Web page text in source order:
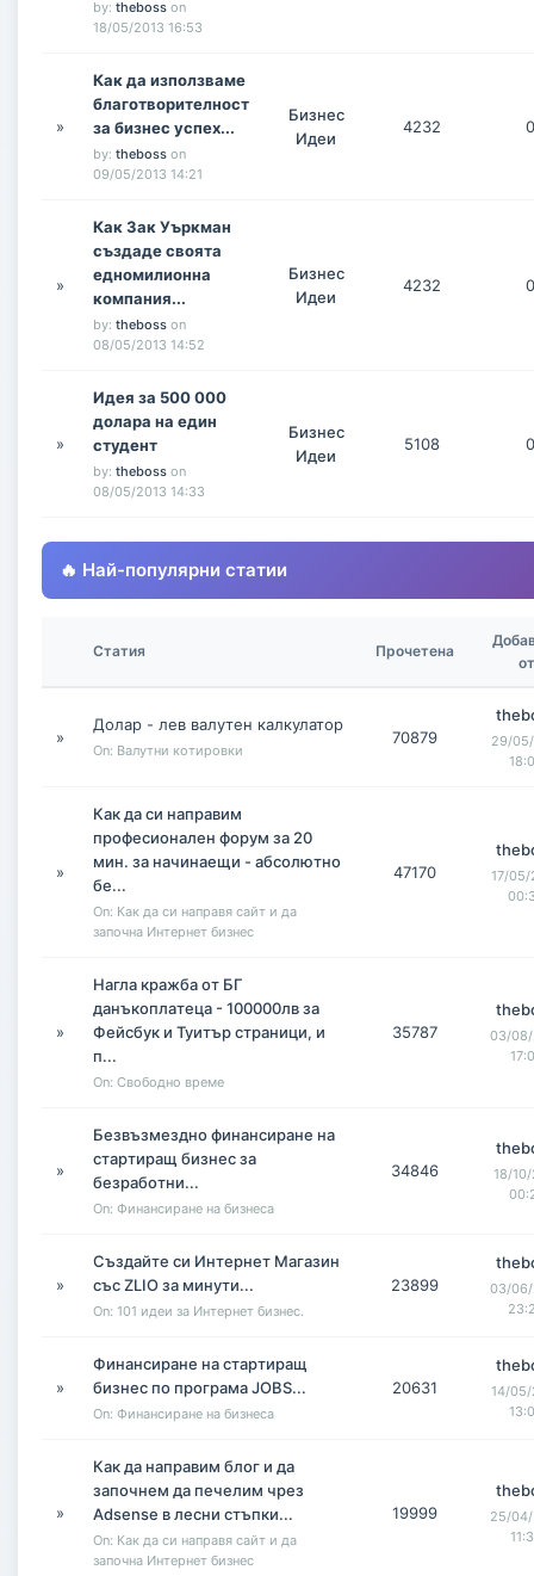
by: theboss on
18/05/2013 16:53
»
Как да използваме
благотворителност
за бизнес успех...
by: theboss on
09/05/2013 14:21
Бизнес
Идеи
4232 0
»
Как Зак Уъркман
създаде своята
едномилионна
компания...
by: theboss on
08/05/2013 14:52
Бизнес
Идеи
4232 0
»
Идея за 500 000
долара на един
студент
by: theboss on
08/05/2013 14:33
Бизнес
Идеи
5108 0
🔥 Най-популярни статии
Статия Прочетена
от
»
Долар - лев валутен калкулатор
On: Валутни котировки
70879
29/05/
»
Как да си направим
професионален форум за 20
мин. за начинаещи - абсолютно
бе...
On: Как да си направя сайт и да
започна Интернет бизнес
47170
17/05/
»
Нагла кражба от БГ
данъкоплатеца - 100000лв за
Фейсбук и Туитър страници, и
п...
On: Свободно време
35787
03/08/
»
Безвъзмездно финансиране на
стартиращ бизнес за
безработни...
On: Финансиране на бизнеса
34846
18/10/
»
Създайте си Интернет Магазин
със ZLIO за минути...
On: 101 идеи за Интернет бизнес.
23899
03/06/
»
Финансиране на стартиращ
бизнес по програма JOBS...
On: Финансиране на бизнеса
20631
14/05/
»
Как да направим блог и да
започнем да печелим чрез
Adsense в лесни стъпки...
On: Как да си направя сайт и да
започна Интернет бизнес
19999
25/